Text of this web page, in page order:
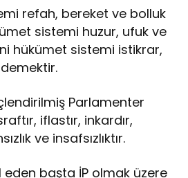
refah, bereket ve bolluk
sistemi huzur, ufuk ve
hükümet sistemi istikrar,
Parlamenter
iflastır, inkardır,
ve insafsızlıktır.
eden başta İP olmak üzere